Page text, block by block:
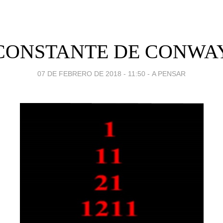
DE
07 DE FEBRERO DE 2018 - 11:50 - A PENSAR